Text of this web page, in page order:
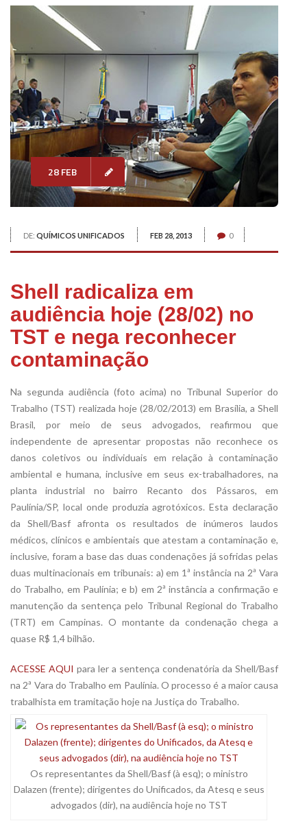
28 FEB
DE: QUÍMICOS UNIFICADOS FEB 28, 2013 0
Shell radicaliza em
audiência hoje (28/02) no
TST e nega reconhecer
contaminação
Na segunda audiência (foto acima) no Tribunal Superior do
Trabalho (TST) realizada hoje (28/02/2013) em Brasília, a Shell
Brasil, por meio de seus advogados, reafirmou que
independente de apresentar propostas não reconhece os
danos coletivos ou individuais em relação à contaminação
ambiental e humana, inclusive em seus ex-trabalhadores, na
planta industrial no bairro Recanto dos Pássaros, em
Paulínia/SP, local onde produzia agrotóxicos. Esta declaração
da Shell/Basf afronta os resultados de inúmeros laudos
médicos, clínicos e ambientais que atestam a contaminação e,
inclusive, foram a base das duas condenações já sofridas pelas
duas multinacionais em tribunais: a) em 1ª instância na 2ª Vara
do Trabalho, em Paulínia; e b) em 2ª instância a confirmação e
manutenção da sentença pelo Tribunal Regional do Trabalho
(TRT) em Campinas. O montante da condenação chega a
quase R$ 1,4 bilhão.
ACESSE AQUI para ler a sentença condenatória da Shell/Basf
na 2ª Vara do Trabalho em Paulínia. O processo é a maior causa
trabalhista em tramitação hoje na Justiça do Trabalho.
Os representantes da Shell/Basf (à esq); o ministro
Dalazen (frente); dirigentes do Unificados, da Atesq e seus
advogados (dir), na audiência hoje no TST